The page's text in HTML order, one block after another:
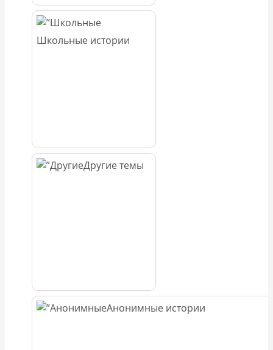
Школьные истории
Другие темы
Анонимные истории